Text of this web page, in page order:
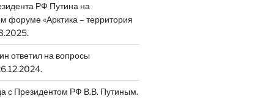
РФ Путина на
форуме «Арктика – территория
ответил на вопросы
с Президентом РФ В.В. Путиным.